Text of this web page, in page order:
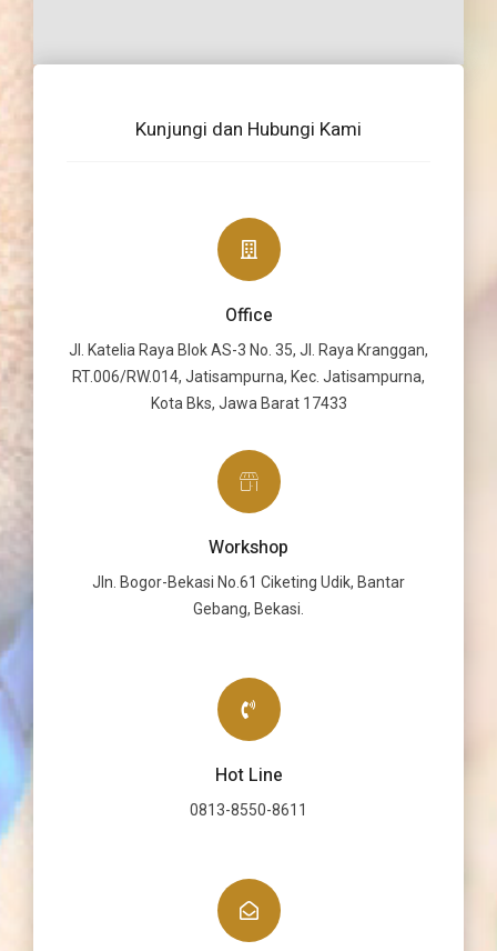
Kunjungi dan Hubungi Kami
Office
Jl. Katelia Raya Blok AS-3 No. 35, Jl. Raya Kranggan,
RT.006/RW.014, Jatisampurna, Kec. Jatisampurna,
Kota Bks, Jawa Barat 17433
Workshop
Jln. Bogor-Bekasi No.61 Ciketing Udik, Bantar
Gebang, Bekasi.
Hot Line
0813-8550-8611